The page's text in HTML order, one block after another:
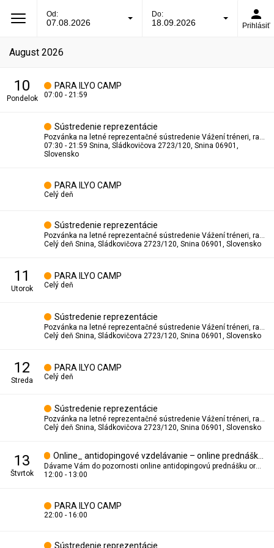
Od:
07.08.2026
Do:
18.09.2026 Prihlásiť
august 2026
10
pondelok
PARA ILYO CAMP
07:00 - 21:59
Sústredenie reprezentácie
Pozvánka na letné reprezentačné sústredenie Vážení tréneri, radi by sme Vás informovali, že letné reprezentačné sústredenie, ktoré bolo pôvodne plánované na júl, bolo z organizačných dôvodov presunuté na termín 10. – 14. augusta 2026. Všetky ostatné náležitosti sústredenia, vrátane miesta konania, harmonogramu a účastníckych poplatkov, zostávajú bez zmeny. Prosíme Vás o potvrdenie účasti Vašich športovcov prostredníctvom prihlasovacieho formulára najneskôr do 31. júla 2026. Prihlasovací formulár: https://docs.google.com/forms/d/e/1FAIpQLSezz7kfd_MJt5rL9fKBHnMsWeFNrM76YekFtqYEsXYc0uLCuA/viewform Dôležité upozornenie: Prihlasovací formulár je potrebné vyplniť aj za každú sprevádzajúcu osobu, ktorá sa sústredenia zúčastní. Ďakujeme za spoluprácu a tešíme sa na spoločné reprezentačné sústredenie. S pozdravom Tomáš Potocký Reprezentačný tréner Slovenská asociácia taekwondo WT
07:30 - 21:59 Snina, Sládkovičova 2723/120, Snina 06901,
Slovensko
PARA ILYO CAMP
Celý deň
Sústredenie reprezentácie
Pozvánka na letné reprezentačné sústredenie Vážení tréneri, radi by sme Vás informovali, že letné reprezentačné sústredenie, ktoré bolo pôvodne plánované na júl, bolo z organizačných dôvodov presunuté na termín 10. – 14. augusta 2026. Všetky ostatné náležitosti sústredenia, vrátane miesta konania, harmonogramu a účastníckych poplatkov, zostávajú bez zmeny. Prosíme Vás o potvrdenie účasti Vašich športovcov prostredníctvom prihlasovacieho formulára najneskôr do 31. júla 2026. Prihlasovací formulár: https://docs.google.com/forms/d/e/1FAIpQLSezz7kfd_MJt5rL9fKBHnMsWeFNrM76YekFtqYEsXYc0uLCuA/viewform Dôležité upozornenie: Prihlasovací formulár je potrebné vyplniť aj za každú sprevádzajúcu osobu, ktorá sa sústredenia zúčastní. Ďakujeme za spoluprácu a tešíme sa na spoločné reprezentačné sústredenie. S pozdravom Tomáš Potocký Reprezentačný tréner Slovenská asociácia taekwondo WT
Celý deň Snina, Sládkovičova 2723/120, Snina 06901, Slovensko
11
utorok
PARA ILYO CAMP
Celý deň
Sústredenie reprezentácie
Pozvánka na letné reprezentačné sústredenie Vážení tréneri, radi by sme Vás informovali, že letné reprezentačné sústredenie, ktoré bolo pôvodne plánované na júl, bolo z organizačných dôvodov presunuté na termín 10. – 14. augusta 2026. Všetky ostatné náležitosti sústredenia, vrátane miesta konania, harmonogramu a účastníckych poplatkov, zostávajú bez zmeny. Prosíme Vás o potvrdenie účasti Vašich športovcov prostredníctvom prihlasovacieho formulára najneskôr do 31. júla 2026. Prihlasovací formulár: https://docs.google.com/forms/d/e/1FAIpQLSezz7kfd_MJt5rL9fKBHnMsWeFNrM76YekFtqYEsXYc0uLCuA/viewform Dôležité upozornenie: Prihlasovací formulár je potrebné vyplniť aj za každú sprevádzajúcu osobu, ktorá sa sústredenia zúčastní. Ďakujeme za spoluprácu a tešíme sa na spoločné reprezentačné sústredenie. S pozdravom Tomáš Potocký Reprezentačný tréner Slovenská asociácia taekwondo WT
Celý deň Snina, Sládkovičova 2723/120, Snina 06901, Slovensko
12
streda
PARA ILYO CAMP
Celý deň
Sústredenie reprezentácie
Pozvánka na letné reprezentačné sústredenie Vážení tréneri, radi by sme Vás informovali, že letné reprezentačné sústredenie, ktoré bolo pôvodne plánované na júl, bolo z organizačných dôvodov presunuté na termín 10. – 14. augusta 2026. Všetky ostatné náležitosti sústredenia, vrátane miesta konania, harmonogramu a účastníckych poplatkov, zostávajú bez zmeny. Prosíme Vás o potvrdenie účasti Vašich športovcov prostredníctvom prihlasovacieho formulára najneskôr do 31. júla 2026. Prihlasovací formulár: https://docs.google.com/forms/d/e/1FAIpQLSezz7kfd_MJt5rL9fKBHnMsWeFNrM76YekFtqYEsXYc0uLCuA/viewform Dôležité upozornenie: Prihlasovací formulár je potrebné vyplniť aj za každú sprevádzajúcu osobu, ktorá sa sústredenia zúčastní. Ďakujeme za spoluprácu a tešíme sa na spoločné reprezentačné sústredenie. S pozdravom Tomáš Potocký Reprezentačný tréner Slovenská asociácia taekwondo WT
Celý deň Snina, Sládkovičova 2723/120, Snina 06901, Slovensko
13
štvrtok
Dávame Vám do pozornosti online antidopingovú prednášku organizovanú Antidopingovou agentúrou SR, ktorá sa uskutoční: 13. augusta 2026 (štvrtok) 14:00 – 15:00 Pripojenie cez Microsoft Teams: https://teams.microsoft.com/meet/38636207411026?p=wW0baMwcgIcMk0Yf6y Lektorkou prednášky bude Ivana Radosová, dopingová komisárka a edukátorka. Prosím všetkých reprezentantov, trénerov, kaučou a členov realizačných tímov, aby sa tejto prednášky zúčastnili. Antidopingové vzdelávanie je dôležitou súčasťou prípravy reprezentantov a plnenia antidopingových povinností športového zväzu. (⁠antidoping.sk) Výhodou je, že absolvovaním tejto prednášky si splníte antidopingové vzdelávanie na nasledujúce dva roky, preto odporúčam využiť túto možnosť.
12:00 - 13:00
PARA ILYO CAMP
22:00 - 16:00
Sústredenie reprezentácie